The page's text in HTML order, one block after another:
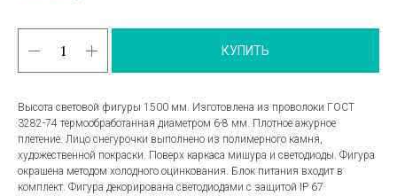
КУПИТЬ
Высота световой фигуры 1500 мм. Изготовлена из проволоки ГОСТ
3282-74 термообработанная диаметром 6-8 мм. Плотное ажурное
плетение. Лицо снегурочки выполнено из полимерного камня,
художественной покраски. Поверх каркаса мишура и светодиоды. Фигура
окрашена методом холодного оцинкования. Блок питания входит в
комплект. Фигура декорирована светодиодами с защитой IP 67